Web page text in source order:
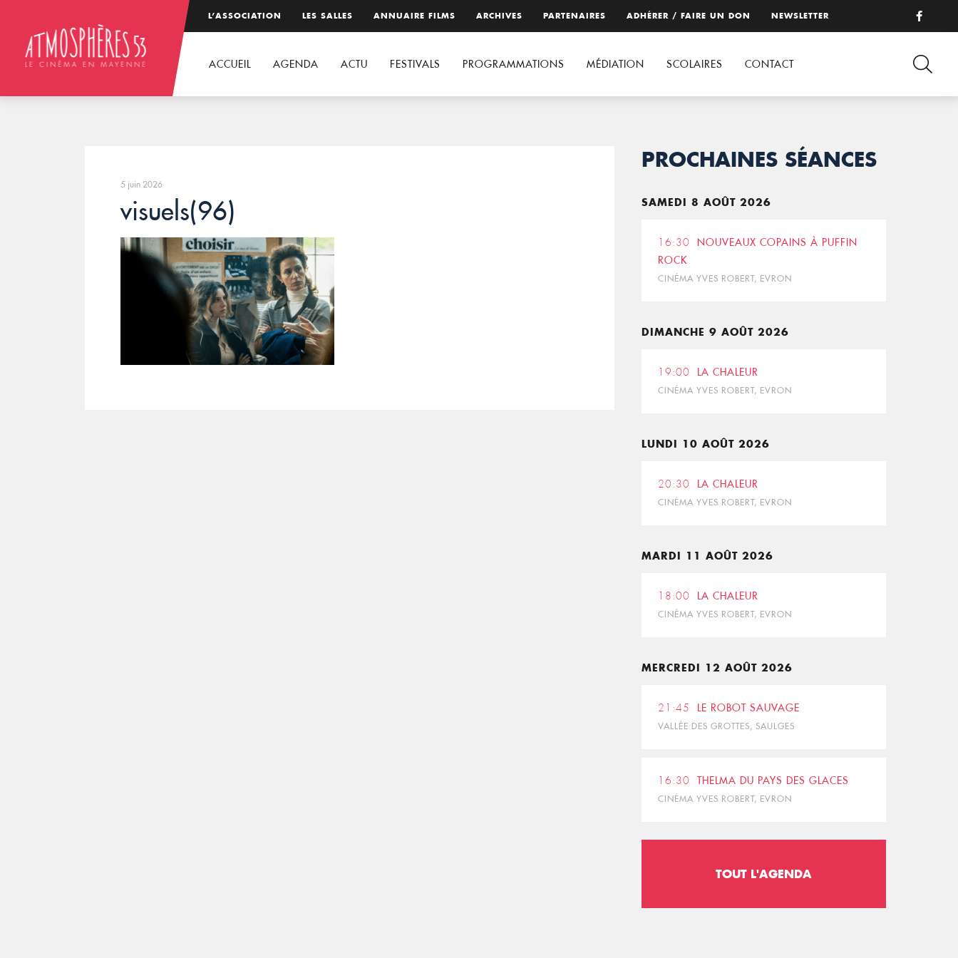
L’ASSOCIATION LES SALLES ANNUAIRE FILMS ARCHIVES PARTENAIRES ADHÉRER / FAIRE UN DON NEWSLETTER
ACCUEIL AGENDA ACTU FESTIVALS PROGRAMMATIONS MÉDIATION SCOLAIRES CONTACT
5 juin 2026
visuels(96)
PROCHAINES SÉANCES
SAMEDI 8 AOÛT 2026
16:30
NOUVEAUX COPAINS À PUFFIN
ROCK
CINÉMA YVES ROBERT, EVRON
DIMANCHE 9 AOÛT 2026
19:00 LA CHALEUR
CINÉMA YVES ROBERT, EVRON
LUNDI 10 AOÛT 2026
20:30 LA CHALEUR
CINÉMA YVES ROBERT, EVRON
MARDI 11 AOÛT 2026
18:00 LA CHALEUR
CINÉMA YVES ROBERT, EVRON
MERCREDI 12 AOÛT 2026
21:45 LE ROBOT SAUVAGE
VALLÉE DES GROTTES, SAULGES
16:30 THELMA DU PAYS DES GLACES
CINÉMA YVES ROBERT, EVRON
TOUT L'AGENDA